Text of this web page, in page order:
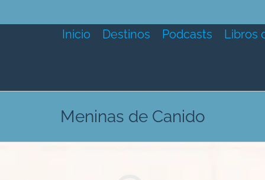
Inicio Destinos Podcasts Libros
Meninas de Canido